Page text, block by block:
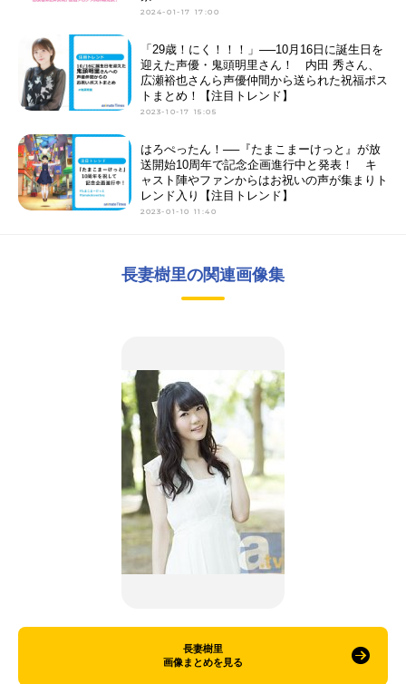
2024-01-17 17:00
「29歳！にく！！！」──10月16日に誕生日を
迎えた声優・鬼頭明里さん！ 内田 秀さん、
広瀬裕也さんら声優仲間から送られた祝福ポス
トまとめ！【注目トレンド】
2023-10-17 15:05
はろぺったん！──『たまこまーけっと』が放
送開始10周年で記念企画進行中と発表！ キ
ャスト陣やファンからはお祝いの声が集まりト
レンド入り【注目トレンド】
2023-01-10 11:40
長妻樹里の関連画像集
長妻樹里
画像まとめを見る